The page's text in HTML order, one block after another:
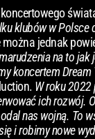
klubów w Polsce
można jednak
na to
koncertem Dream
W roku 2022
ich rozwój.
nas wojną. To
i robimy nowe